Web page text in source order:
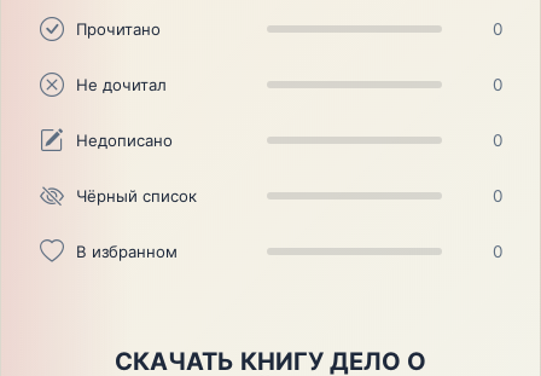
Прочитано 0
Не дочитал 0
Недописано 0
Чёрный список 0
В избранном 0
СКАЧАТЬ КНИГУ ДЕЛО О